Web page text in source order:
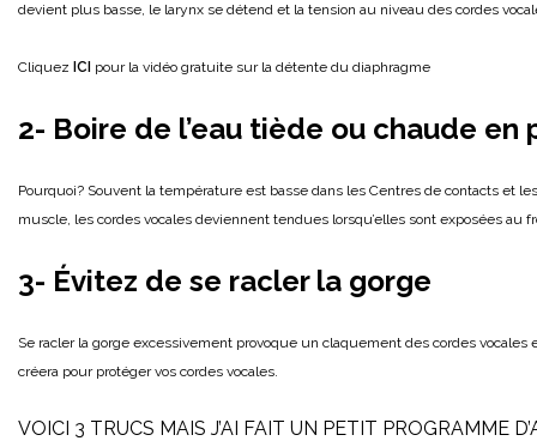
devient plus basse, le larynx se détend et la tension au niveau des cordes
Cliquez ICI pour la vidéo gratuite sur la détente du diaphragme
2- Boire de l’eau tiède ou chaude
Pourquoi? Souvent la température est basse dans les Centres de contacts et
muscle, les cordes vocales deviennent tendues lorsqu’elles sont exposées au
3- Évitez de se racler la gorge
Se racler la gorge excessivement provoque un claquement des cordes
créera pour protéger vos cordes vocales.
VOICI 3 TRUCS MAIS J’AI FAIT UN PETIT PROGRAMME